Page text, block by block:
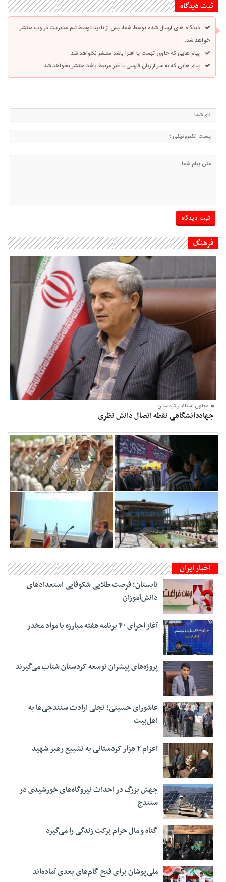
ثبت دیدگاه
دیدگاه های ارسال شده توسط شما، پس از تایید توسط تیم مدیریت در وب منتشر
خواهد شد.
پیام هایی که حاوی تهمت یا افترا باشد منتشر نخواهد شد.
پیام هایی که به غیر از زبان فارسی یا غیر مرتبط باشد منتشر نخواهد شد.
فرهنگ
معاون‌ استاندار کردستان:
جهاددانشگاهی نقطه اتصال دانش نظری
اخبار ایران
تابستان؛ فرصت طلایی شکوفایی استعدادهای
دانش‌آموزان
آغاز اجرای ۴۰ برنامه هفته مبارزه با مواد مخدر
پروژه‌های پیشران توسعه کردستان شتاب می‌گیرند
عاشورای حسینی؛ تجلی ارادت سنندجی‌ها به
اهل‌بیت
اعزام ۲ هزار کردستانی به تشییع رهبر شهید
جهش بزرگ در احداث نیروگاه‌های خورشیدی در
سنندج
گناه و مال حرام برکت زندگی را می‌گیرد
ملی‌پوشان برای فتح گام‌های بعدی آماده‌اند